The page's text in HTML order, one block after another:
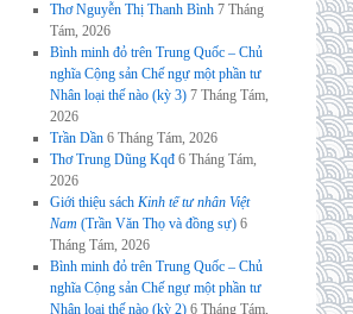
Thơ Nguyễn Thị Thanh Bình 7 Tháng
Tám, 2026
Bình minh đỏ trên Trung Quốc – Chủ
nghĩa Cộng sản Chế ngự một phần tư
Nhân loại thế nào (kỳ 3) 7 Tháng Tám,
2026
Trần Dần 6 Tháng Tám, 2026
Thơ Trung Dũng Kqđ 6 Tháng Tám,
2026
Giới thiệu sách Kinh tế tư nhân Việt
Nam (Trần Văn Thọ và đồng sự) 6
Tháng Tám, 2026
Bình minh đỏ trên Trung Quốc – Chủ
nghĩa Cộng sản Chế ngự một phần tư
Nhân loại thế nào (kỳ 2) 6 Tháng Tám,